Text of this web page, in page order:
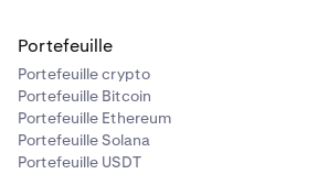
Portefeuille
Portefeuille crypto
Portefeuille Bitcoin
Portefeuille Ethereum
Portefeuille Solana
Portefeuille USDT